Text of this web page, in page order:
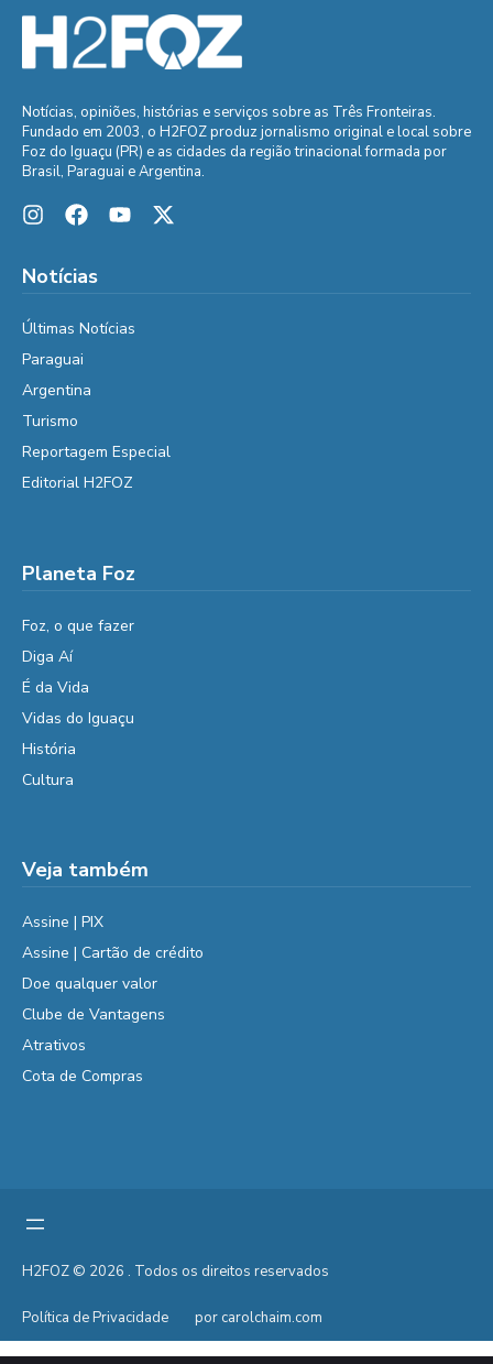
Notícias, opiniões, histórias e serviços sobre as Três Fronteiras.
Fundado em 2003, o H2FOZ produz jornalismo original e local sobre
Foz do Iguaçu (PR) e as cidades da região trinacional formada por
Brasil, Paraguai e Argentina.
Notícias
Últimas Notícias
Paraguai
Argentina
Turismo
Reportagem Especial
Editorial H2FOZ
Planeta Foz
Foz, o que fazer
Diga Aí
É da Vida
Vidas do Iguaçu
História
Cultura
Veja também
Assine | PIX
Assine | Cartão de crédito
Doe qualquer valor
Clube de Vantagens
Atrativos
Cota de Compras
H2FOZ © 2026 . Todos os direitos reservados
Política de Privacidade por carolchaim.com